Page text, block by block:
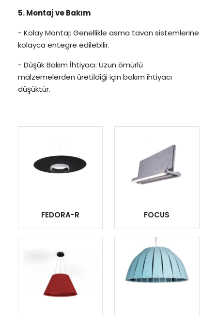
5. Montaj ve Bakım
- Kolay Montaj: Genellikle asma tavan sistemlerine
kolayca entegre edilebilir.
- Düşük Bakım İhtiyacı: Uzun ömürlü
malzemelerden üretildiği için bakım ihtiyacı
düşüktür.
FEDORA-R FOCUS